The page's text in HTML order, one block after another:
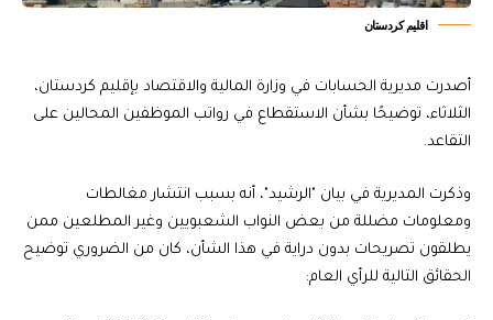
اقليم كردستان
أصدرت مديرية الحسابات في وزارة المالية والاقتصاد بإقليم كردستان،
الثلاثاء، توضيحًا بشأن الاستقطاع في رواتب الموظفين المحالين على
التقاعد.
وذكرت المديرية في بيان "الرشيد"، أنه بسبب انتشار مغالطات
ومعلومات مضللة من بعض النواب الشعبويين وغير المطلعين ممن
يطلقون تصريحات بدون دراية في هذا الشأن، كان من الضروري توضيح
الحقائق التالية للرأي العام: